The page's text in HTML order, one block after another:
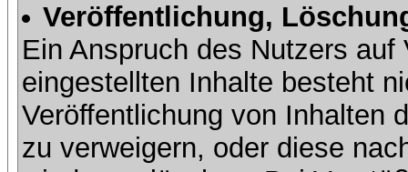
Veröffentlichung,
Ein Anspruch des Nutzers
eingestellten Inhalte besteht
Veröffentlichung von Inhalten
zu verweigern, oder diese